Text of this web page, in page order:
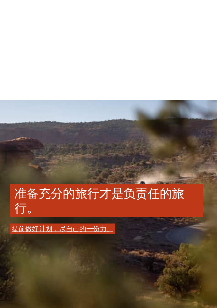
准备充分的旅行才是负责任的旅
行。
提前做好计划，尽自己的一份力。